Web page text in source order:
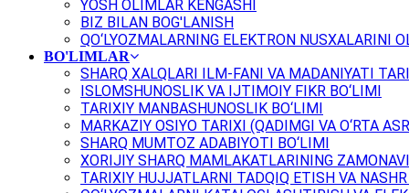
YOSH OLIMLAR KENGASHI
BIZ BILAN BOG'LANISH
QO‘LYOZMALARNING ELEKTRON NUSXALARINI
BO'LIMLAR
SHARQ XALQLARI ILM-FANI VA MADANIYATI
ISLOMSHUNOSLIK VA IJTIMOIY FIKR BO‘LIMI
TARIXIY MANBASHUNOSLIK BO‘LIMI
MARKAZIY OSIYO TARIXI (QADIMGI VA O‘RTA
SHARQ MUMTOZ ADABIYOTI BO‘LIMI
XORIJIY SHARQ MAMLAKATLARINING
TARIXIY HUJJATLARNI TADQIQ ETISH VA